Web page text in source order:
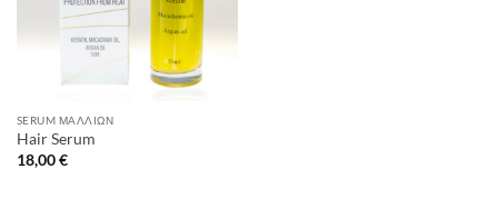
SERUM ΜΑΛΛΙΏΝ
Hair Serum
18,00€